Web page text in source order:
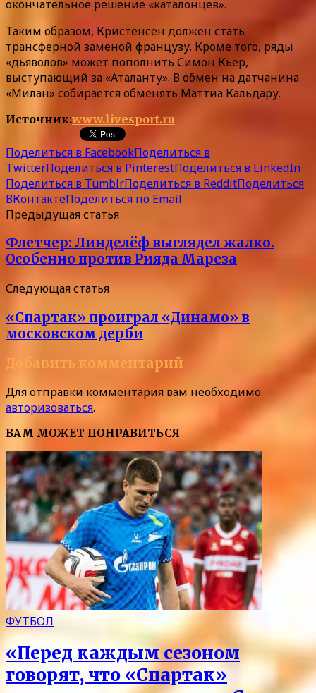
окончательное решение «каталонцев».
Таким образом, Кристенсен должен стать
трансферной заменой французу. Кроме того, ряды
«дьяволов» может пополнить Симон Кьер,
выступающий за «Аталанту». В обмен на датчанина
«Милан» собирается обменять Маттиа Кальдару.
Источник:www.livesport.ru
Поделиться в FacebookПоделиться в
TwitterПоделиться в PinterestПоделиться в LinkedIn
Поделиться в TumblrПоделиться в RedditПоделиться
ВКонтактеПоделиться по Email
Предыдущая статья
Флетчер: Линделёф выглядел жалко.
Особенно против Рияда Мареза
Следующая статья
«Спартак» проиграл «Динамо» в
московском дерби
Добавить комментарий
Для отправки комментария вам необходимо
авторизоваться.
ВАМ МОЖЕТ ПОНРАВИТЬСЯ
ФУТБОЛ
«Перед каждым сезоном
говорят, что «Спартак»